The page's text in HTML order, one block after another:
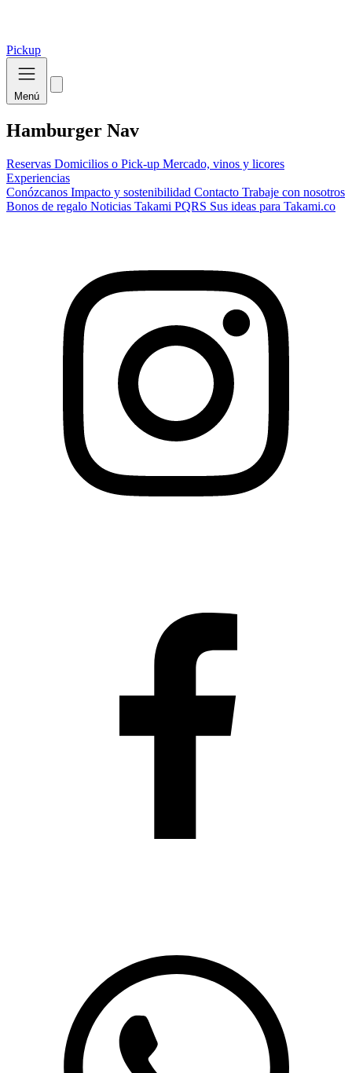
Pickup
Menú
Hamburger Nav
Reservas Domicilios o Pick-up Mercado, vinos y licores
Experiencias
Conózcanos Impacto y sostenibilidad Contacto Trabaje con nosotros
Bonos de regalo Noticias Takami PQRS Sus ideas para Takami.co